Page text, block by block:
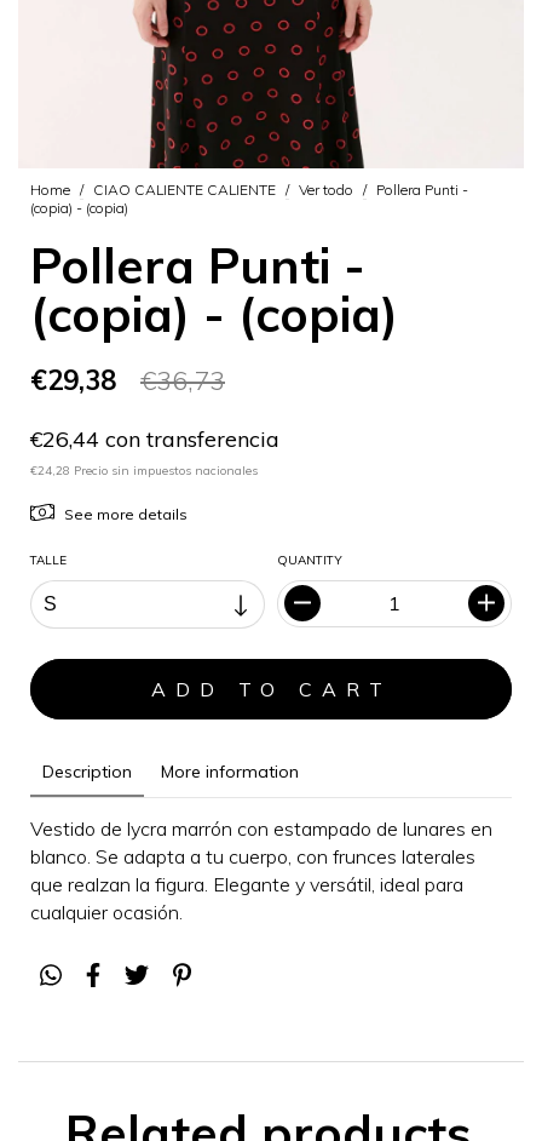
Home / CIAO CALIENTE CALIENTE / Ver todo / Pollera Punti -
(copia) - (copia)
Pollera Punti -
(copia) - (copia)
€29,38 €36,73
€26,44 con transferencia
€24,28 Precio sin impuestos nacionales
See more details
TALLE QUANTITY
Description More information
Vestido de lycra marrón con estampado de lunares en
blanco. Se adapta a tu cuerpo, con frunces laterales
que realzan la figura. Elegante y versátil, ideal para
cualquier ocasión